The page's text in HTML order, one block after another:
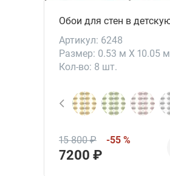
Артикул: 6248
Размер: 0.53 м X 10.05 м
Кол-во: 8 шт.
15 800 ₽ -55 %
7200 ₽